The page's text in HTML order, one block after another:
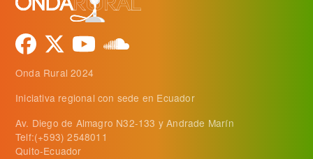
Onda Rural 2024
Iniciativa regional con sede en Ecuador
Av. Diego de Almagro N32-133 y Andrade Marín
Telf:(+593) 2548011
Quito-Ecuador